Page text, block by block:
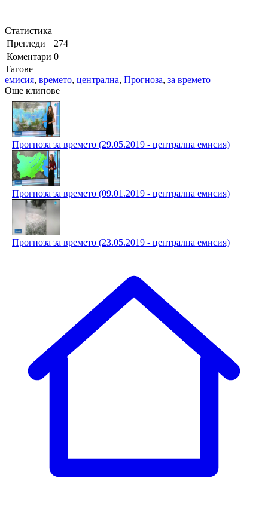
Статистика
Прегледи
274
Коментари 0
Тагове
емисия, времето, централна, Прогноза, за времето
Още клипове
Прогноза за времето (29.05.2019 - централна емисия)
Прогноза за времето (09.01.2019 - централна емисия)
Прогноза за времето (23.05.2019 - централна емисия)